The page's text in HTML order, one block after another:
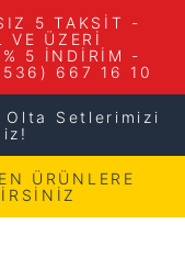
5 TAKSİT -
VE ÜZERİ
% 5 İNDİRİM -
667 16 10
Olta Setlerimizi
ÜRÜNLERE